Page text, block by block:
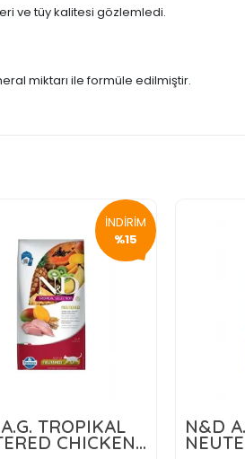
ve tüy kalitesi gözlemledi.
miktarı ile formüle edilmiştir.
İNDİRİM
%15
TROPIKAL
CHICKEN
N&D